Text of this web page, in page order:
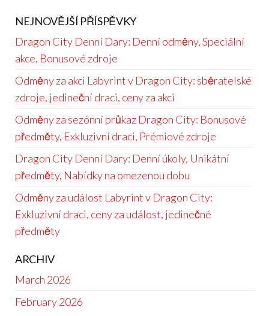
NEJNOVĚJŠÍ PŘÍSPĚVKY
Dragon City Denní Dary: Denní odměny, Speciální
akce, Bonusové zdroje
Odměny za akci Labyrint v Dragon City: sběratelské
zdroje, jedineční draci, ceny za akci
Odměny za sezónní průkaz Dragon City: Bonusové
předměty, Exkluzivní draci, Prémiové zdroje
Dragon City Denní Dary: Denní úkoly, Unikátní
předměty, Nabídky na omezenou dobu
Odměny za událost Labyrint v Dragon City:
Exkluzivní draci, ceny za událost, jedinečné
předměty
ARCHIV
March 2026
February 2026